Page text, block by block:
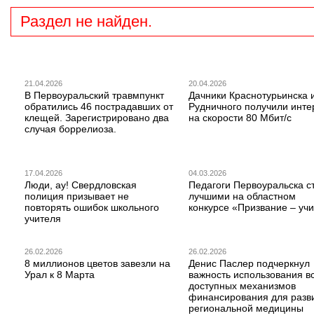
Раздел не найден.
21.04.2026
В Первоуральский травмпункт
обратились 46 пострадавших от
клещей. Зарегистрировано два
случая боррелиоза.
20.04.2026
Дачники Краснотурьинска
Рудничного получили
на скорости 80 Мбит/с
17.04.2026
Люди, ау! Свердловская
полиция призывает не
повторять ошибок школьного
учителя
04.03.2026
Педагоги Первоуральска
лучшими на областном
конкурсе «Призвание –
26.02.2026
8 миллионов цветов завезли на
Урал к 8 Марта
26.02.2026
Денис Паслер подчеркнул
важность использования
доступных механизмов
финансирования для
региональной медицины